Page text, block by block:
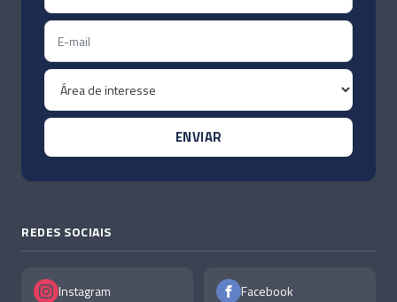
REDES SOCIAIS
Instagram Facebook